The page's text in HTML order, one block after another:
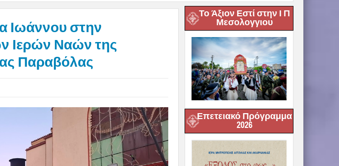
Ιωάννου στην
Ιερών Ναών της
Παραβόλας
Το Άξιον Εστί στην Ι Π
Μεσολογγιου
Επετειακό Πρόγραμμα
2026